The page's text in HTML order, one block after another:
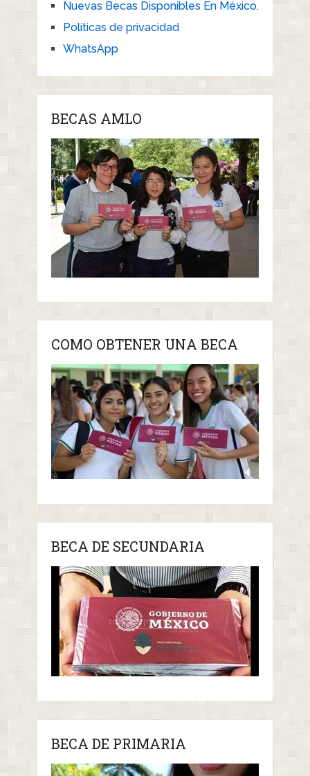
Nuevas Becas Disponibles En México.
Políticas de privacidad
WhatsApp
BECAS AMLO
COMO OBTENER UNA BECA
BECA DE SECUNDARIA
BECA DE PRIMARIA